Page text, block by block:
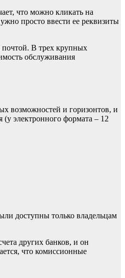
что можно кликать на
просто ввести ее реквизиты
почтой. В трех крупных
обслуживания
возможностей и горизонтов, и
электронного формата – 12
доступны только владельцам
других банков, и он
что комиссионные